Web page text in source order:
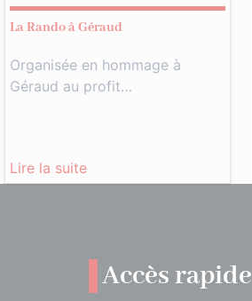
La Rando à Géraud
Organisée en hommage à
Géraud au profit…
Lire la suite
Accès rapide